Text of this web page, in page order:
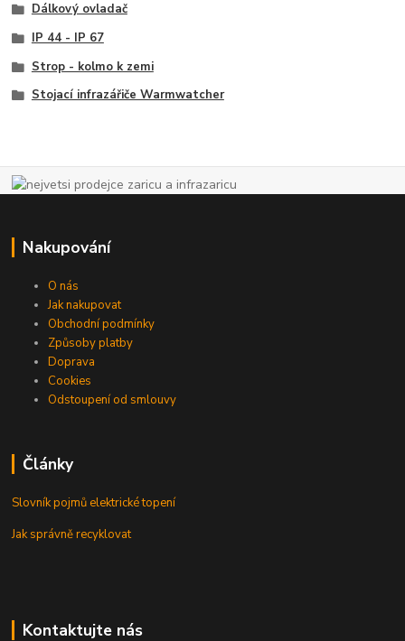
Dálkový ovladač
IP 44 - IP 67
Strop - kolmo k zemi
Stojací infrazářiče Warmwatcher
Nakupování
O nás
Jak nakupovat
Obchodní podmínky
Způsoby platby
Doprava
Cookies
Odstoupení od smlouvy
Články
Slovník pojmů elektrické topení
Jak správně recyklovat
Kontaktujte nás